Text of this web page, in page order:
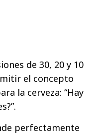
de 30, 20 y 10
el concepto
la cerveza: “Hay
perfectamente